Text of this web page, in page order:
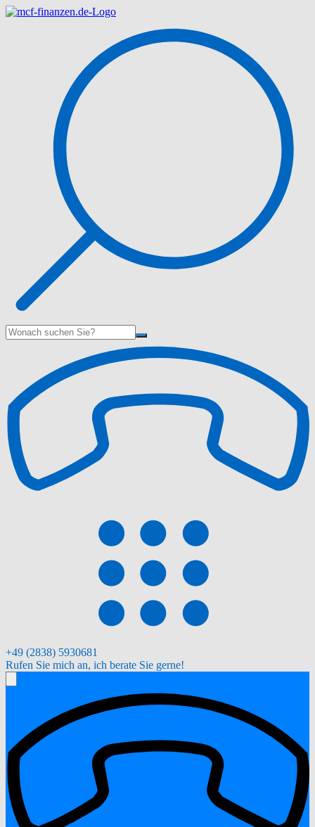
Suche
+49 (2838) 5930681
Rufen Sie mich an, ich berate Sie gerne!